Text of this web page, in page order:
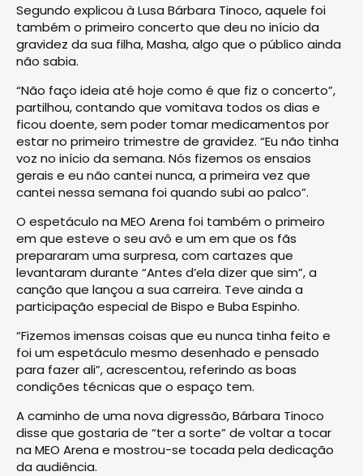
Segundo explicou à Lusa Bárbara Tinoco, aquele foi
também o primeiro concerto que deu no início da
gravidez da sua filha, Masha, algo que o público ainda
não sabia.
“Não faço ideia até hoje como é que fiz o concerto”,
partilhou, contando que vomitava todos os dias e
ficou doente, sem poder tomar medicamentos por
estar no primeiro trimestre de gravidez. “Eu não tinha
voz no início da semana. Nós fizemos os ensaios
gerais e eu não cantei nunca, a primeira vez que
cantei nessa semana foi quando subi ao palco”.
O espetáculo na MEO Arena foi também o primeiro
em que esteve o seu avô e um em que os fãs
prepararam uma surpresa, com cartazes que
levantaram durante “Antes d’ela dizer que sim”, a
canção que lançou a sua carreira. Teve ainda a
participação especial de Bispo e Buba Espinho.
“Fizemos imensas coisas que eu nunca tinha feito e
foi um espetáculo mesmo desenhado e pensado
para fazer ali”, acrescentou, referindo as boas
condições técnicas que o espaço tem.
A caminho de uma nova digressão, Bárbara Tinoco
disse que gostaria de “ter a sorte” de voltar a tocar
na MEO Arena e mostrou-se tocada pela dedicação
da audiência.